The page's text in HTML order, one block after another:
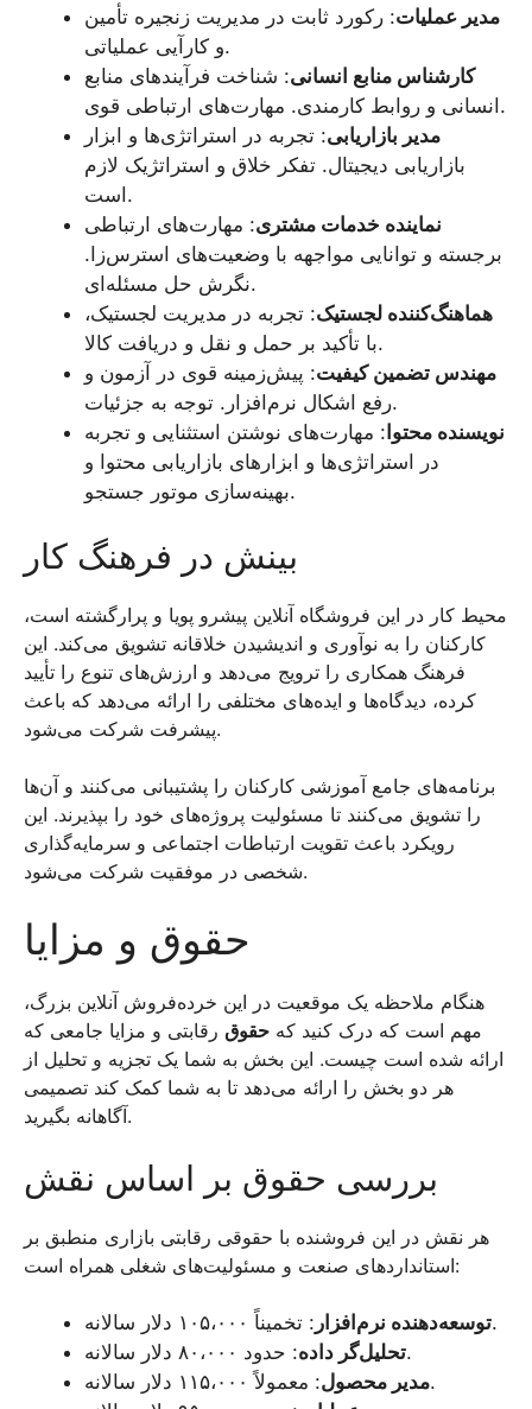
مدیر عملیات: رکورد ثابت در مدیریت زنجیره تأمین
و کارآیی عملیاتی.
کارشناس منابع انسانی: شناخت فرآیندهای منابع
انسانی و روابط کارمندی. مهارت‌های ارتباطی قوی.
مدیر بازاریابی: تجربه در استراتژی‌ها و ابزار
بازاریابی دیجیتال. تفکر خلاق و استراتژیک لازم
است.
نماینده خدمات مشتری: مهارت‌های ارتباطی
برجسته و توانایی مواجهه با وضعیت‌های استرس‌زا.
نگرش حل مسئله‌ای.
هماهنگ‌کننده لجستیک: تجربه در مدیریت لجستیک،
با تأکید بر حمل و نقل و دریافت کالا.
مهندس تضمین کیفیت: پیش‌زمینه قوی در آزمون و
رفع اشکال نرم‌افزار. توجه به جزئیات.
نویسنده محتوا: مهارت‌های نوشتن استثنایی و تجربه
در استراتژی‌ها و ابزارهای بازاریابی محتوا و
بهینه‌سازی موتور جستجو.
بینش در فرهنگ کار
محیط کار در این فروشگاه آنلاین پیشرو پویا و پرارگشته است،
کارکنان را به نوآوری و اندیشیدن خلاقانه تشویق می‌کند. این
فرهنگ همکاری را ترویج می‌دهد و ارزش‌های تنوع را تأیید
کرده، دیدگاه‌ها و ایده‌های مختلفی را ارائه می‌دهد که باعث
پیشرفت شرکت می‌شود.
برنامه‌های جامع آموزشی کارکنان را پشتیبانی می‌کنند و آن‌ها
را تشویق می‌کنند تا مسئولیت پروژه‌های خود را بپذیرند. این
رویکرد باعث تقویت ارتباطات اجتماعی و سرمایه‌گذاری
شخصی در موفقیت شرکت می‌شود.
حقوق و مزایا
هنگام ملاحظه یک موقعیت در این خرده‌فروش آنلاین بزرگ،
مهم است که درک کنید که حقوق رقابتی و مزایا جامعی که
ارائه شده است چیست. این بخش به شما یک تجزیه و تحلیل از
هر دو بخش را ارائه می‌دهد تا به شما کمک کند تصمیمی
آگاهانه بگیرید.
بررسی حقوق بر اساس نقش
هر نقش در این فروشنده با حقوقی رقابتی بازاری منطبق بر
استانداردهای صنعت و مسئولیت‌های شغلی همراه است:
توسعه‌دهنده نرم‌افزار: تخمیناً ۱۰۵،۰۰۰ دلار سالانه.
تحلیل‌گر داده: حدود ۸۰،۰۰۰ دلار سالانه.
مدیر محصول: معمولاً ۱۱۵،۰۰۰ دلار سالانه.